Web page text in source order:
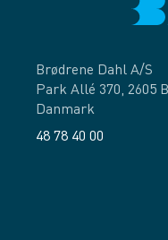
Brødrene Dahl A/S
Park Allé 370, 2605
Danmark
48 78 40 00